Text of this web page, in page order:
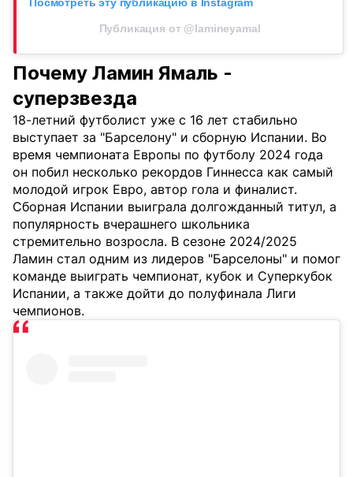
Посмотреть эту публикацию в Instagram
Публикация от @lamineyamal
Почему Ламин Ямаль -
суперзвезда
18-летний футболист уже с 16 лет стабильно
выступает за "Барселону" и сборную Испании. Во
время чемпионата Европы по футболу 2024 года
он побил несколько рекордов Гиннесса как самый
молодой игрок Евро, автор гола и финалист.
Сборная Испании выиграла долгожданный титул, а
популярность вчерашнего школьника
стремительно возросла. В сезоне 2024/2025
Ламин стал одним из лидеров "Барселоны" и помог
команде выиграть чемпионат, кубок и Суперкубок
Испании, а также дойти до полуфинала Лиги
чемпионов.